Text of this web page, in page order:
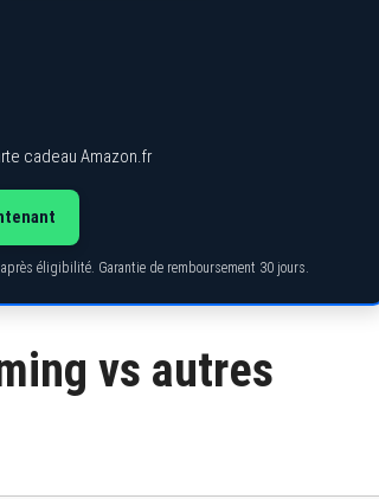
cadeau Amazon.fr
éligibilité. Garantie de remboursement 30 jours.
vs autres